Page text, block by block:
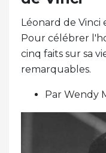
Léonard de Vinci
Pour célébrer
cinq faits sur sa
remarquables.
Par Wendy